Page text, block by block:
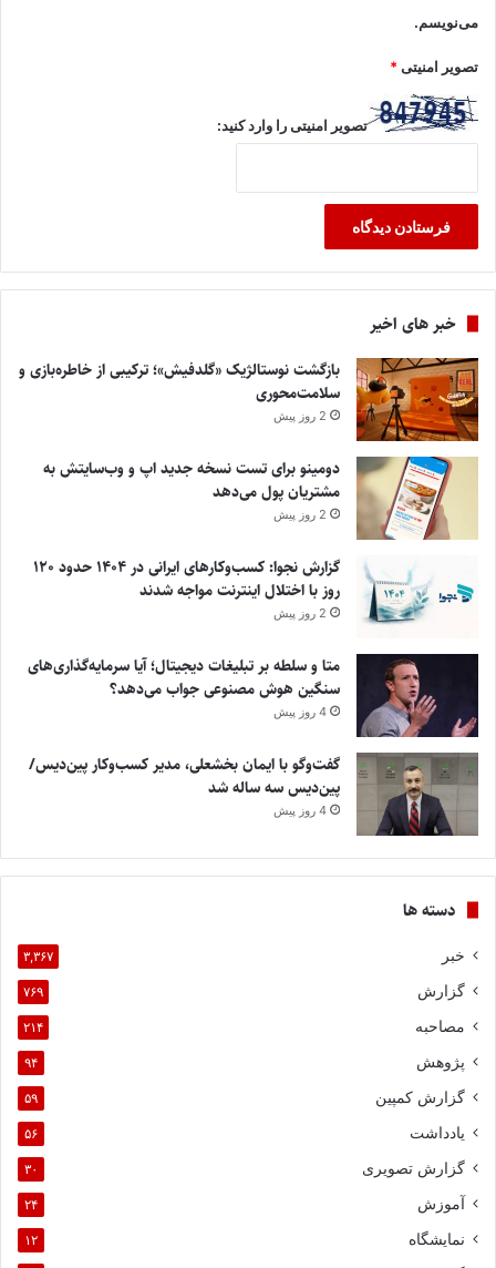
می‌نویسم.
تصویر امنیتی*
تصویر امنیتی را وارد کنید:
خبر های اخیر
بازگشت نوستالژیک «گلدفیش»؛ ترکیبی از خاطره‌بازی و
سلامت‌محوری
2 روز پیش
دومینو برای تست نسخه جدید اپ و وب‌سایتش به
مشتریان پول می‌دهد
2 روز پیش
گزارش نجوا: کسب‌وکارهای ایرانی در ۱۴۰۴ حدود ۱۲۰
روز با اختلال اینترنت مواجه شدند
2 روز پیش
متا و سلطه بر تبلیغات دیجیتال؛ آیا سرمایه‌گذاری‌های
سنگین هوش مصنوعی جواب می‌دهد؟
4 روز پیش
گفت‌وگو با ایمان بخشعلی، مدیر کسب‌وکار پین‌دیس/
پین‌دیس سه ساله شد
4 روز پیش
دسته ها
خبر ۳,۳۶۷
گزارش ۷۶۹
مصاحبه ۲۱۴
پژوهش ۹۴
گزارش کمپین ۵۹
یادداشت ۵۶
گزارش تصویری ۳۰
آموزش ۲۴
نمایشگاه ۱۲